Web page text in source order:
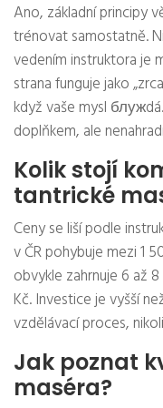
Ano, základní principy
trénovat samostatně.
vedením instruktora je
strana funguje jako
když vaše mysl
doplňkem, ale
Kolik stojí
tantrické
Ceny se liší podle
v ČR pohybuje mezi 1
obvykle zahrnuje 6 až
Kč. Investice je vyšší
vzdělávací proces,
Jak poznat
maséra?